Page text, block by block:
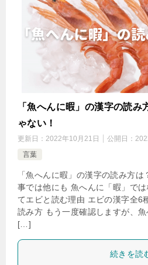
「魚へんに暇」の漢字の読
ゃない！
更新日： 2022年10月21日 公開日：
言葉
「魚へんに暇」の漢字の読み方
事では他にも 魚へんに「暇」で
てエビと読む理由 エビの漢字全6
読み方 もう一度確認しますが、
[…]
続きを読